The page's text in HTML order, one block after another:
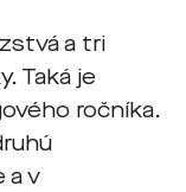
a tri
Taká je
ročníka.
a v